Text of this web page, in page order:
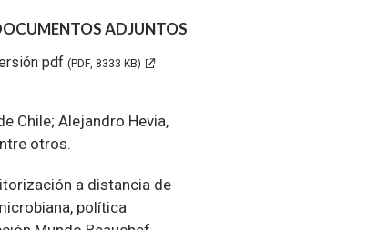
ADJUNTOS
pdf (PDF, 8333 KB)
Chile; Alejandro Hevia,
otros.
a distancia de
política